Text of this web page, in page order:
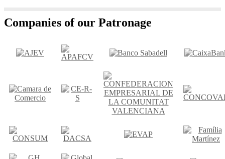
Companies of our Patronage